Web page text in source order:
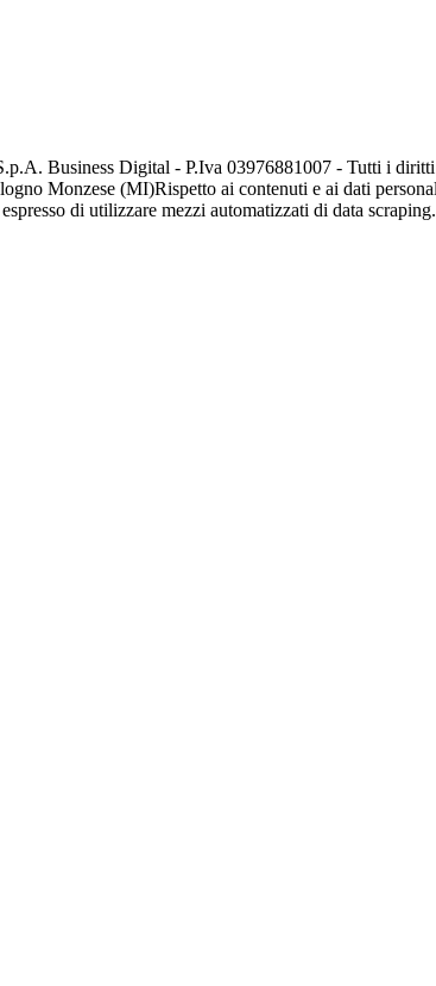
Business Digital - P.Iva 03976881007 - Tutti i
Monzese (MI)Rispetto ai contenuti e ai dati
di utilizzare mezzi automatizzati di data scraping.